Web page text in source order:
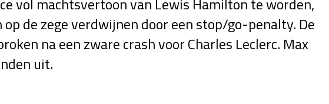
op de zege verdwijnen door een stop/go-penalty. De
na een zware crash voor Charles Leclerc. Max
uit.